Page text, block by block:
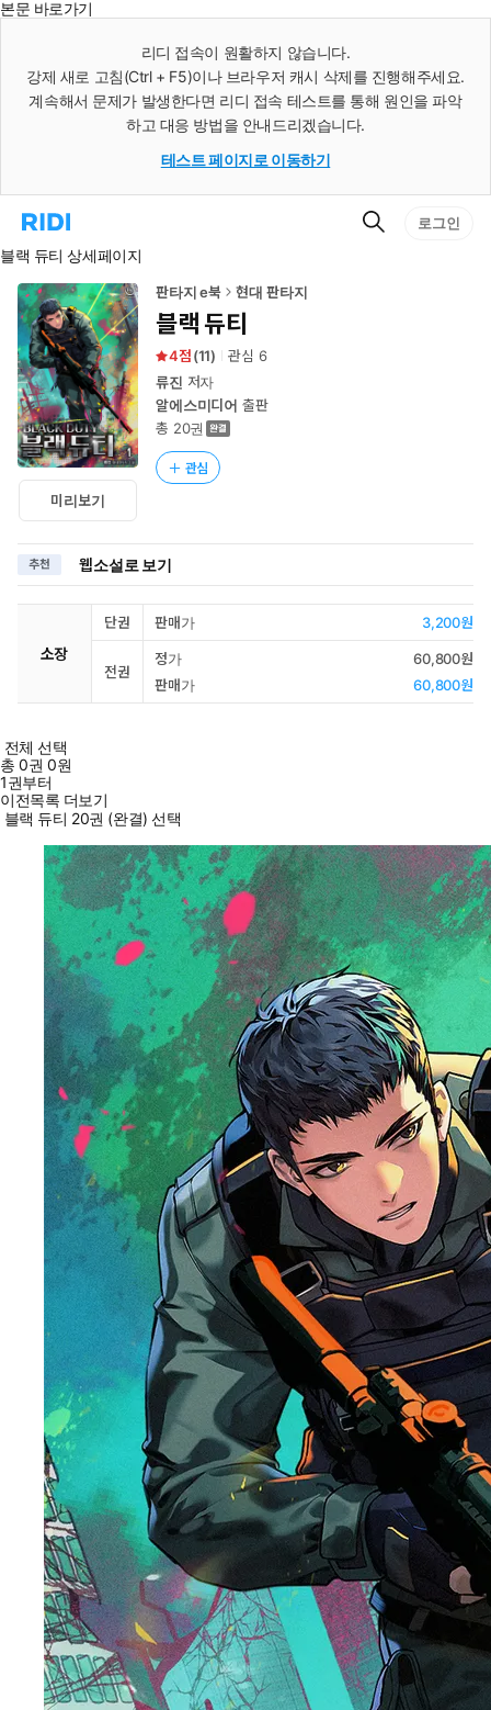
본문 바로가기
리디 접속이 원활하지 않습니다.
강제 새로 고침(Ctrl + F5)이나 브라우저 캐시 삭제를 진행해주세요.
계속해서 문제가 발생한다면 리디 접속 테스트를 통해 원인을 파악
하고 대응 방법을 안내드리겠습니다.
테스트 페이지로 이동하기
리
홈
로
이
동
검
로그인
블랙 듀티 상세페이지
미리보기
판타지 e북 현대 판타지
블랙 듀티
4 (11) 관심 6
류진 저자
알에스미디어 출판
총 20권
관심
추천 웹소설로 보기
소장
단권 판매가 3,200원
전권
정가
60,800원
판매가
60,800원
전체 선택
총0권 0원
1권부터
이전목록 더보기
블랙 듀티 20권 (완결) 선택